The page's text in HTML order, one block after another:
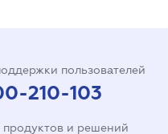
пользователей
210-103
и решений